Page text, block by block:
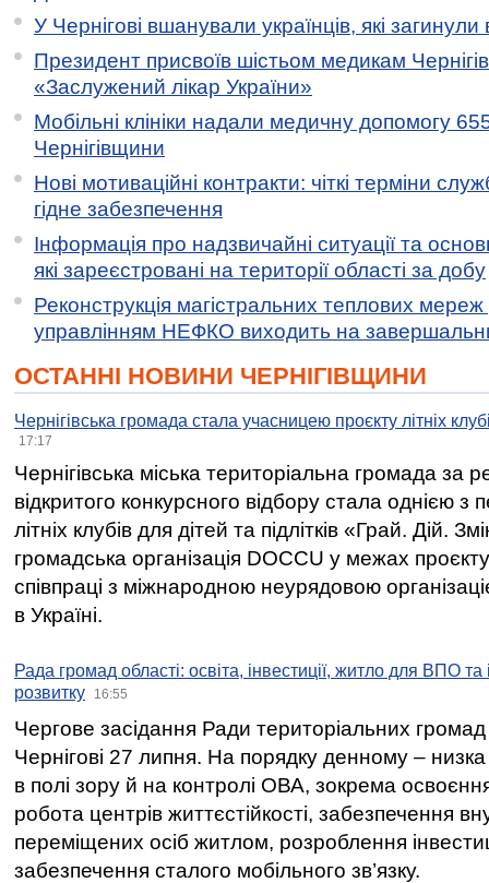
У Чернігові вшанували українців, які загинули
Президент присвоїв шістьом медикам
«Заслужений лікар України»
Мобільні клініки надали медичну допомогу
Чернігівщини
Нові мотиваційні контракти: чіткі терміни
гідне забезпечення
Інформація про надзвичайні ситуації та
які зареєстровані на території області за добу
Реконструкція магістральних теплових мереж
управлінням НЕФКО виходить на
ОСТАННІ НОВИНИ ЧЕРНІГІВЩИНИ
Чернігівська громада стала учасницею проєкту літніх
17:17
Чернігівська міська територіальна громада за
відкритого конкурсного відбору стала однією
літніх клубів для дітей та підлітків «Грай. Дій.
громадська організація DOCCU у межах
співпраці з міжнародною неурядовою
в Україні.
Рада громад області: освіта, інвестиції, житло для ВПО
розвитку
16:55
Чергове засідання Ради територіальних громад
Чернігові 27 липня. На порядку денному –
в полі зору й на контролі ОВА, зокрема освоєння
робота центрів життєстійкості, забезпечення
переміщених осіб житлом, розроблення
забезпечення сталого мобільного зв’язку.